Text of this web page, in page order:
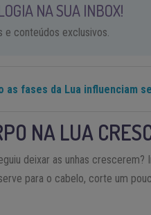
NA SUA INBOX!
e conteúdos exclusivos.
as fases da Lua influenciam
NA LUA
deixar as unhas
para o cabelo, corte um